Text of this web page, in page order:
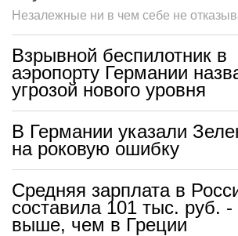
Незалежные ни в чем себе не
Взрывной беспилотник в
аэропорту Германии
угрозой нового уровня
В Германии указали
на роковую ошибку
Средняя зарплата в
составила 101 тыс. руб. -
выше, чем в Греции